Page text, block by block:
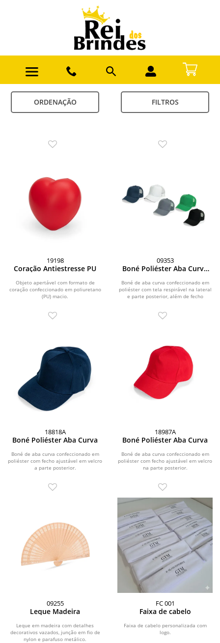
ORDENAÇÃO FILTROS
19198
Coração Antiestresse PU
Objeto apertável com formato de
coração confeccionado em poliuretano
(PU) macio.
09353
Boné Poliéster Aba Curva
Boné de aba curva confeccionado em
poliéster com tela respirável na lateral
e parte posterior, além de fecho
18818A
Boné Poliéster Aba Curva
Boné de aba curva confeccionado em
poliéster com fecho ajustável em velcro
a parte posterior.
18987A
Boné Poliéster Aba Curva
Boné de aba curva confeccionado em
poliéster com fecho ajustável em velcro
na parte posterior.
09255
Leque Madeira
Leque em madeira com detalhes
decorativos vazados, junção em fio de
nylon e parafuso metálico.
FC 001
Faixa de cabelo
Faixa de cabelo personalizada com
logo.